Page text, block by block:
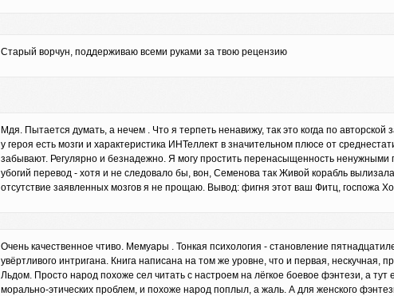
Старый ворчун, поддерживаю всеми руками за твою рецензию
Мдя. Пытается думать, а нечем . Что я терпеть ненавижу, так это когда по авторской
у героя есть мозги и характеристика ИНТеллект в значительном плюсе от
забывают. Регулярно и безнадежно. Я могу простить перенасыщенность
убогий перевод - хотя и не следовало бы, вон, Семенова так Живой корабль
отсутствие заявленных мозгов я не прощаю. Вывод: фигня этот ваш Фитц, госпожа
Очень качественное чтиво. Мемуары . Тонкая психология - становление
увёртливого интригана. Книга написана на том же уровне, что и первая,
Льдом. Просто народ похоже сел читать с настроем на лёгкое боевое фэнтези, а
морально-этических проблем, и похоже народ поплыл, а жаль. А для женского